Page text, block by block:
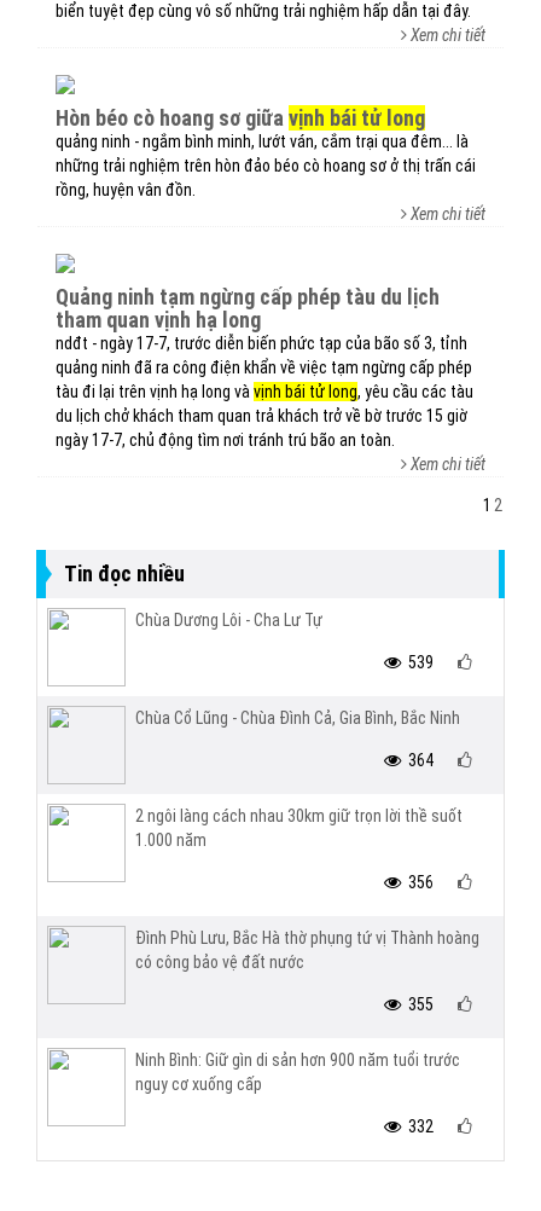
biển tuyệt đẹp cùng vô số những trải nghiệm hấp dẫn tại đây.
Xem chi tiết
hòn béo cò hoang sơ giữa vịnh bái tử long
quảng ninh - ngắm bình minh, lướt ván, cắm trại qua đêm... là
những trải nghiệm trên hòn đảo béo cò hoang sơ ở thị trấn cái
rồng, huyện vân đồn.
Xem chi tiết
quảng ninh tạm ngừng cấp phép tàu du lịch
tham quan vịnh hạ long
ndđt - ngày 17-7, trước diễn biến phức tạp của bão số 3, tỉnh
quảng ninh đã ra công điện khẩn về việc tạm ngừng cấp phép
tàu đi lại trên vịnh hạ long và vịnh bái tử long, yêu cầu các tàu
du lịch chở khách tham quan trả khách trở về bờ trước 15 giờ
ngày 17-7, chủ động tìm nơi tránh trú bão an toàn.
Xem chi tiết
1 2
Tin đọc nhiều
Chùa Dương Lôi - Cha Lư Tự
539
Chùa Cổ Lũng - Chùa Đình Cả, Gia Bình, Bắc Ninh
364
2 ngôi làng cách nhau 30km giữ trọn lời thề suốt
1.000 năm
356
Đình Phù Lưu, Bắc Hà thờ phụng tứ vị Thành hoàng
có công bảo vệ đất nước
355
Ninh Bình: Giữ gìn di sản hơn 900 năm tuổi trước
nguy cơ xuống cấp
332